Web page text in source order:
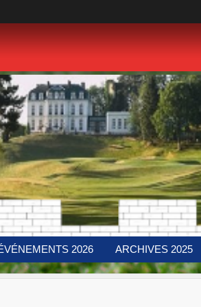
2026 ARCHIVES 2025